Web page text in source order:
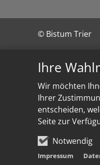
Ihre
Wir möchten
Ihrer
entscheiden,
Seite zur
Notwendig
Impressum
© Bistum Trier